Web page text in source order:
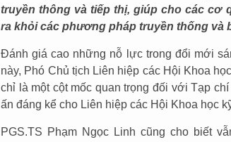
truyền thông và tiếp thị, giúp cho các cơ
ra khỏi các phương pháp truyền thống và
Đánh giá cao những nỗ lực trong đổi mới
này, Phó Chủ tịch Liên hiệp các Hội Khoa
chỉ là một cột mốc quan trọng đối với Tạp
ấn đáng kể cho Liên hiệp các Hội Khoa học
PGS.TS Phạm Ngọc Linh cũng cho biết